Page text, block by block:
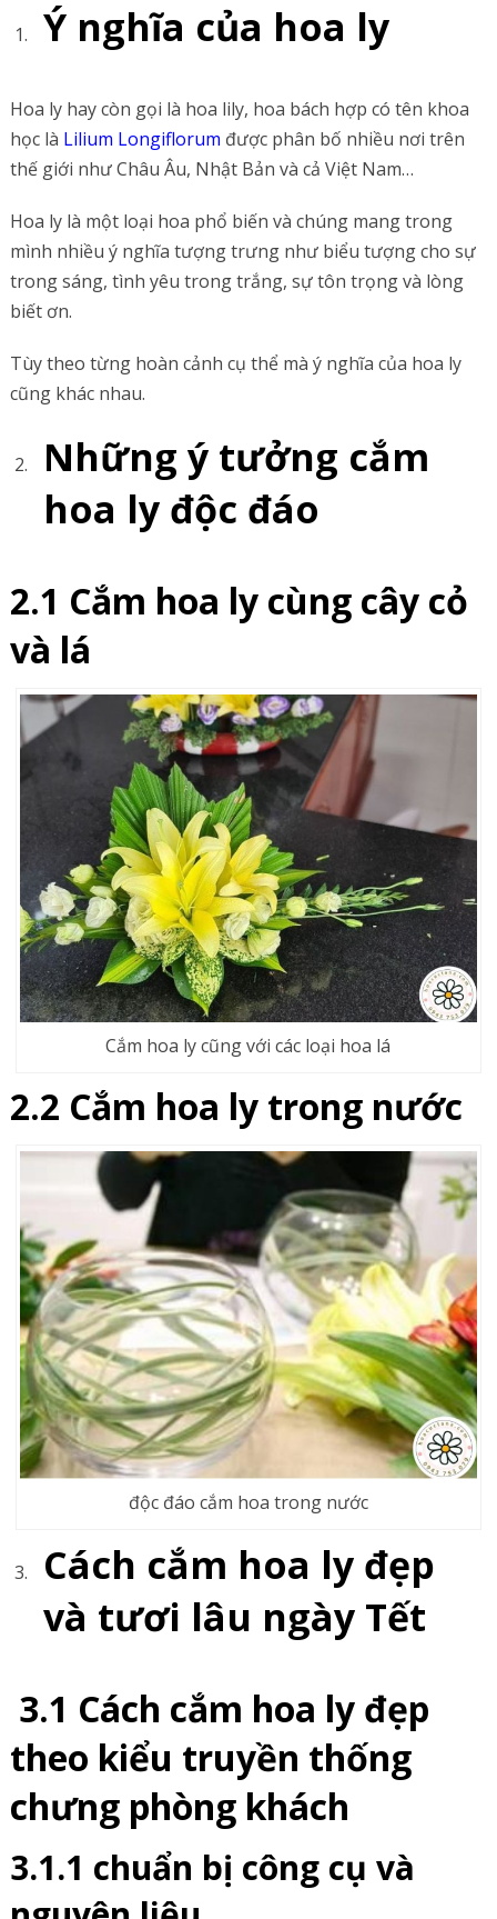
Ý nghĩa của hoa ly
Hoa ly hay còn gọi là hoa lily, hoa bách hợp có tên khoa
học là Lilium Longiflorum được phân bố nhiều nơi trên
thế giới như Châu Âu, Nhật Bản và cả Việt Nam…
Hoa ly là một loại hoa phổ biến và chúng mang trong
mình nhiều ý nghĩa tượng trưng như biểu tượng cho sự
trong sáng, tình yêu trong trắng, sự tôn trọng và lòng
biết ơn.
Tùy theo từng hoàn cảnh cụ thể mà ý nghĩa của hoa ly
cũng khác nhau.
Những ý tưởng cắm
hoa ly độc đáo
2.1 Cắm hoa ly cùng cây cỏ
và lá
Cắm hoa ly cũng với các loại hoa lá
2.2 Cắm hoa ly trong nước
độc đáo cắm hoa trong nước
Cách cắm hoa ly đẹp
và tươi lâu ngày Tết
3.1 Cách cắm hoa ly đẹp
theo kiểu truyền thống
chưng phòng khách
3.1.1 chuẩn bị công cụ và